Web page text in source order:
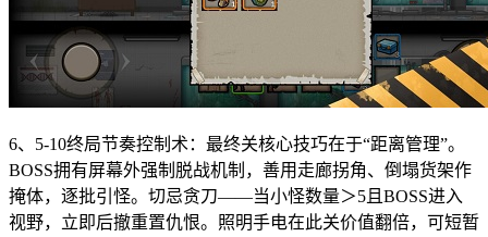
6、5-10终局节奏控制术：最终关核心技巧在于“距离管理”。
BOSS拥有屏幕外强制脱战机制，善用走廊拐角、倒塌货架作
掩体，逐批引怪。切忌贪刀——当小怪数量＞5且BOSS进入
视野，立即后撤重置仇恨。照明手电在此关价值翻倍，可短暂